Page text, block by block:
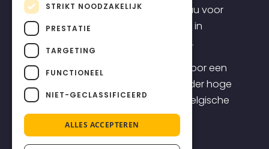
Incrediweb is een webdesign bureau voor
zelfstandigen en kmo's. Wij geloven in
transparantie en voorspelbaarheid.
Daarom bieden we websites aan voor een
transparante all-inclusive prijs, zonder hoge
opstartkosten, inclusief topklasse Belgische
support.
STRIKT NOODZAKELIJK
PRESTATIE
TARGETING
FUNCTIONEEL
NIET-GECLASSIFICEERD
ALLES ACCEPTEREN